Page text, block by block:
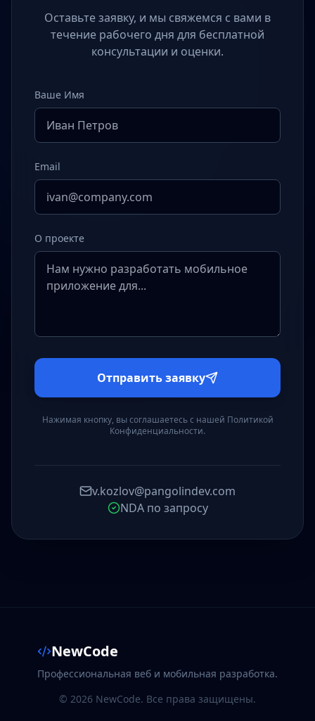
Оставьте заявку, и мы свяжемся с вами в
течение рабочего дня для бесплатной
консультации и оценки.
Ваше Имя
Email
О проекте
Отправить заявку
Нажимая кнопку, вы соглашаетесь с нашей Политикой
Конфиденциальности.
v.kozlov@pangolindev.com
NDA по запросу
NewCode
Профессиональная веб и мобильная разработка.
© 2026 NewCode. Все права защищены.